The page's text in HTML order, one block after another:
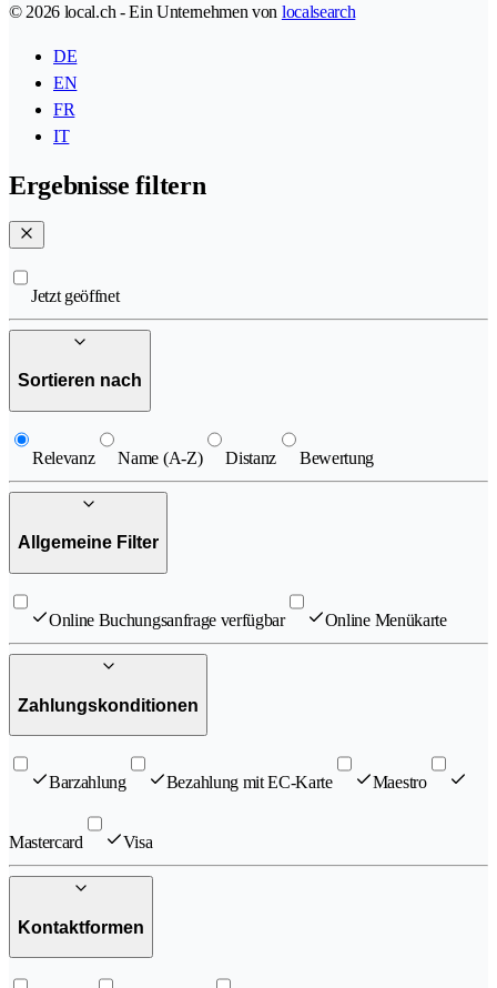
© 2026 local.ch - Ein Unternehmen von localsearch
DE
EN
FR
IT
Ergebnisse filtern
Jetzt geöffnet
Sortieren nach
Relevanz Name (A-Z) Distanz Bewertung
Allgemeine Filter
Online Buchungsanfrage verfügbar Online Menükarte
Zahlungskonditionen
Barzahlung Bezahlung mit EC-Karte Maestro
Mastercard Visa
Kontaktformen